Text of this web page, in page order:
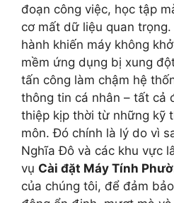
đoạn công việc, học tập
cơ mất dữ liệu quan
hành khiến máy không
mềm ứng dụng bị xung
tấn công làm chậm hệ
thông tin cá nhân – tất cả
thiệp kịp thời từ những kỹ
môn. Đó chính là lý do vì
Nghĩa Đô và các khu vực
vụ Cài đặt Máy Tính
của chúng tôi, để đảm